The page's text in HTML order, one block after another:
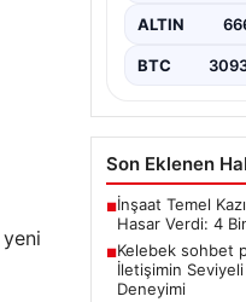
bir biçimde
Halen pek…
ALTIN
BTC
Son Eklenen
■İnşaat Temel
Hasar Verdi: 4
■Kelebek sohbet
İletişimin
Deneyimi